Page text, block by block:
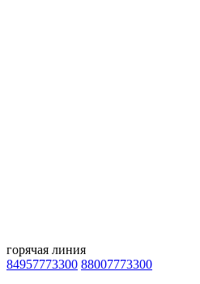
горячая линия
84957773300 88007773300